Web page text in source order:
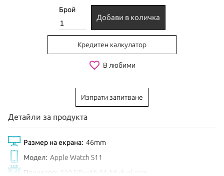
Брой
Добави в количка
Кредитен калкулатор
favorite_border В любими
Изпрати запитване
Детайли за продукта
Размер на екрана: 46mm
Модел: Apple Watch S11
Процесор:
S10 SiP with 64‑bit dual core